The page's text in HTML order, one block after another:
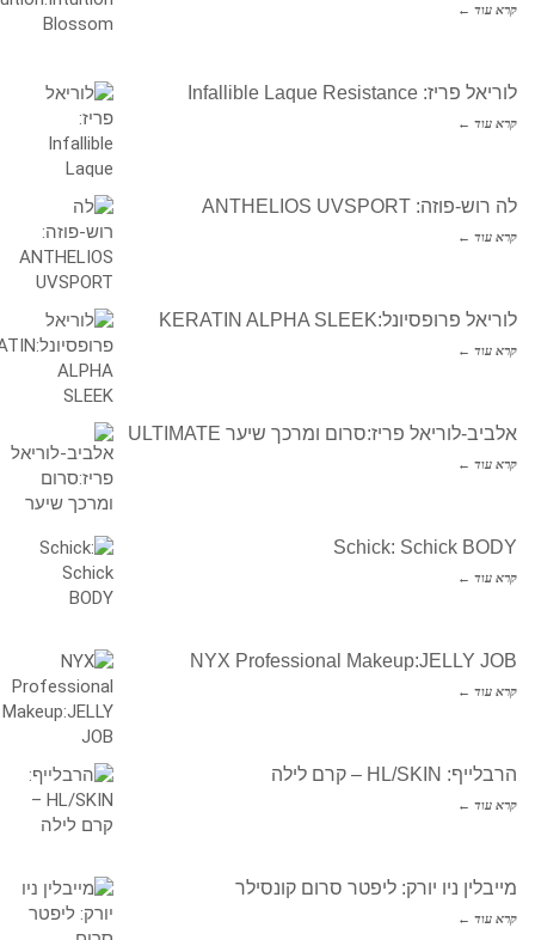
קרא עוד ←
לוריאל פריז: Infallible Laque Resistance
קרא עוד ←
לה רוש-פוזה: ANTHELIOS UVSPORT
קרא עוד ←
לוריאל פרופסיונל:KERATIN ALPHA SLEEK
קרא עוד ←
אלביב-לוריאל פריז:סרום ומרכך שיער ULTIMATE
קרא עוד ←
Schick: Schick BODY
קרא עוד ←
NYX Professional Makeup:JELLY JOB
קרא עוד ←
הרבלייף: HL/SKIN – קרם לילה
קרא עוד ←
מייבלין ניו יורק: ליפטר סרום קונסילר
קרא עוד ←